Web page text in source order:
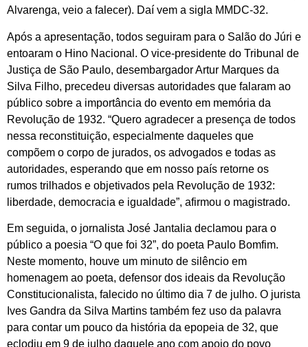
Alvarenga, veio a falecer). Daí vem a sigla MMDC-32.
Após a apresentação, todos seguiram para o Salão do Júri e
entoaram o Hino Nacional. O vice-presidente do Tribunal de
Justiça de São Paulo, desembargador Artur Marques da
Silva Filho, precedeu diversas autoridades que falaram ao
público sobre a importância do evento em memória da
Revolução de 1932. “Quero agradecer a presença de todos
nessa reconstituição, especialmente daqueles que
compõem o corpo de jurados, os advogados e todas as
autoridades, esperando que em nosso país retorne os
rumos trilhados e objetivados pela Revolução de 1932:
liberdade, democracia e igualdade”, afirmou o magistrado.
Em seguida, o jornalista José Jantalia declamou para o
público a poesia “O que foi 32”, do poeta Paulo Bomfim.
Neste momento, houve um minuto de silêncio em
homenagem ao poeta, defensor dos ideais da Revolução
Constitucionalista, falecido no último dia 7 de julho. O jurista
Ives Gandra da Silva Martins também fez uso da palavra
para contar um pouco da história da epopeia de 32, que
eclodiu em 9 de julho daquele ano com apoio do povo